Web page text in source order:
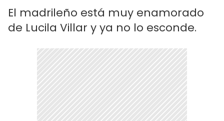
El madrileño está muy enamorado
de Lucila Villar y ya no lo esconde.